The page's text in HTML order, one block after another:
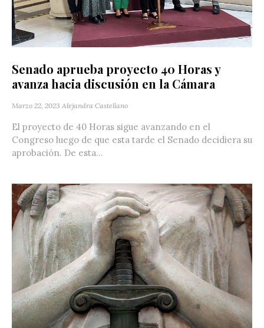
Senado aprueba proyecto 40 Horas y
avanza hacia discusión en la Cámara
Marzo 22, 2023 Alejandra Castellano
El proyecto de 40 Horas sigue avanzando en el
Congreso luego de que esta tarde el Senado decidiera su
aprobación. De esta...